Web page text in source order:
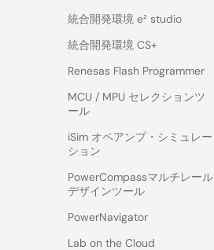
統合開発環境 e² studio
統合開発環境 CS+
Renesas Flash Programmer
MCU / MPU セレクションツ
ール
iSim オペアンプ・シミュレー
ション
PowerCompassマルチレール
デザインツール
PowerNavigator
Lab on the Cloud